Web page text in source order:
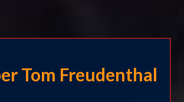
Tom Freudenthal